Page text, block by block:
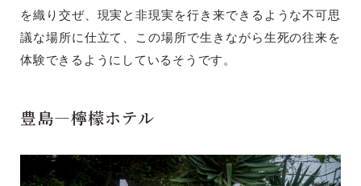
を織り交ぜ、現実と非現実を行き来できるような不可思
議な場所に仕立て、この場所で生きながら生死の往来を
体験できるようにしているそうです。
豊島―檸檬ホテル